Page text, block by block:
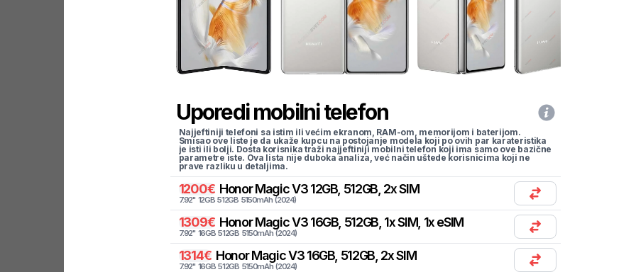
Uporedi mobilni telefon
Najjeftiniji telefoni sa istim ili većim ekranom, RAM-om, memorijom i baterijom.
Smisao ove liste je da ukaže kupcu na postojanje modela koji po ovih par karateristika
je isti ili bolji. Dosta korisnika traži najjeftiniji mobilni telefon koji ima samo ove bazične
parametre iste. Ova lista nije duboka analiza, već način uštede korisnicima koji ne
prave razliku u detaljima.
1200€ Honor Magic V3 12GB, 512GB, 2x SIM
7.92" 12GB 512GB 5150mAh (2024)
1309€ Honor Magic V3 16GB, 512GB, 1x SIM, 1x eSIM
7.92" 16GB 512GB 5150mAh (2024)
1314€ Honor Magic V3 16GB, 512GB, 2x SIM
7.92" 16GB 512GB 5150mAh (2024)